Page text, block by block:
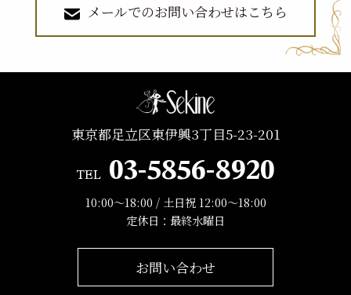
メールでのお問い合わせはこちら
東京都足立区東伊興3丁目5-23-201
TEL 03-5856-8920
10:00〜18:00 / 土日祝 12:00〜18:00
定休日：最終水曜日
お問い合わせ